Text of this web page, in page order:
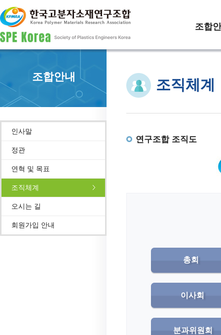
조합
조합안내
인사말
정관
연혁 및 목표
조직체계
오시는 길
회원가입 안내
조직체계
연구조합 조직도
총회
이사회
분과위원회